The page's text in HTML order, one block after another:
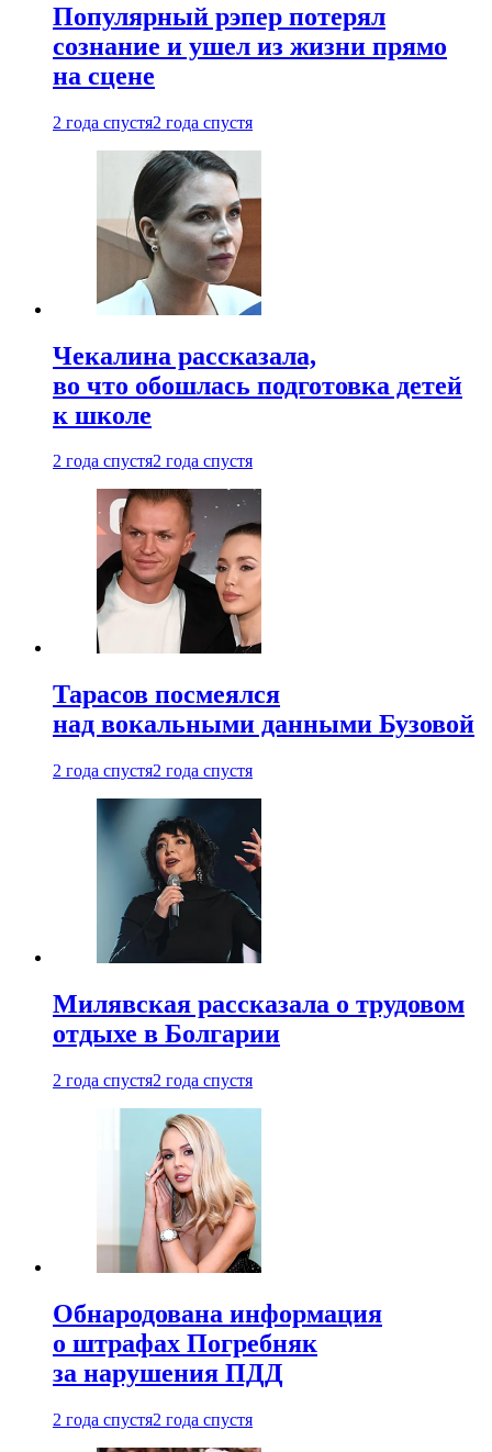
Популярный рэпер потерял
сознание и ушел из жизни прямо
на сцене
2 года спустя2 года спустя
Чекалина рассказала,
во что обошлась подготовка детей
к школе
2 года спустя2 года спустя
Тарасов посмеялся
над вокальными данными Бузовой
2 года спустя2 года спустя
Милявская рассказала о трудовом
отдыхе в Болгарии
2 года спустя2 года спустя
Обнародована информация
о штрафах Погребняк
за нарушения ПДД
2 года спустя2 года спустя